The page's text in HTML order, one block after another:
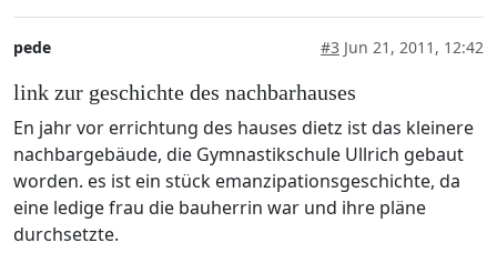
pede #3 Jun 21, 2011, 12:42
link zur geschichte des nachbarhauses
En jahr vor errichtung des hauses dietz ist das kleinere
nachbargebäude, die Gymnastikschule Ullrich gebaut
worden. es ist ein stück emanzipationsgeschichte, da
eine ledige frau die bauherrin war und ihre pläne
durchsetzte.